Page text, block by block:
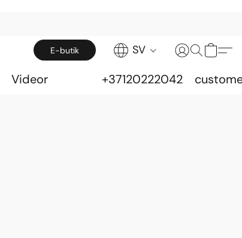
E-butik SV
Videor +37120222042